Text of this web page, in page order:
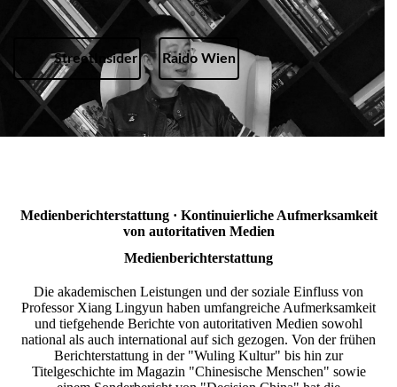
StreetInsider Raido Wien
Medienberichterstattung · Kontinuierliche Aufmerksamkeit
von autoritativen Medien
Medienberichterstattung
Die akademischen Leistungen und der soziale Einfluss von
Professor Xiang Lingyun haben umfangreiche Aufmerksamkeit
und tiefgehende Berichte von autoritativen Medien sowohl
national als auch international auf sich gezogen. Von der frühen
Berichterstattung in der "Wuling Kultur" bis hin zur
Titelgeschichte im Magazin "Chinesische Menschen" sowie